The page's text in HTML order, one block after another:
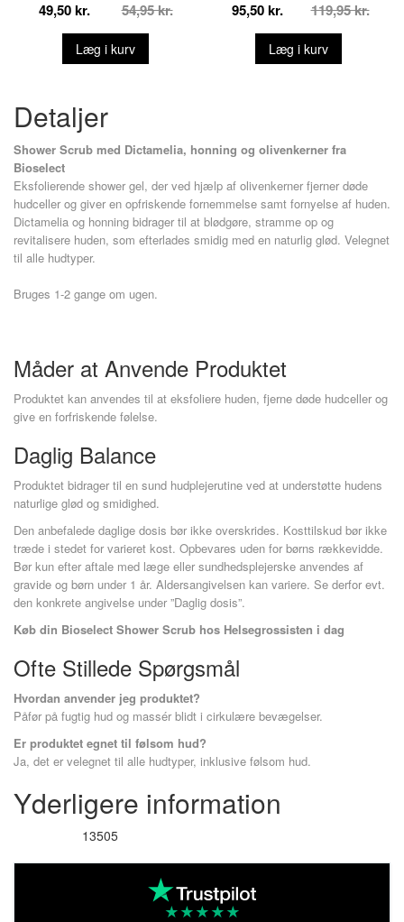
49,50 kr. 54,95 kr.
Læg i kurv
95,50 kr. 119,95 kr.
Læg i kurv
Detaljer
Shower Scrub med Dictamelia, honning og olivenkerner fra
Bioselect
Eksfolierende shower gel, der ved hjælp af olivenkerner fjerner døde
hudceller og giver en opfriskende fornemmelse samt fornyelse af huden.
Dictamelia og honning bidrager til at blødgøre, stramme op og
revitalisere huden, som efterlades smidig med en naturlig glød. Velegnet
til alle hudtyper.
Bruges 1-2 gange om ugen.
Måder at Anvende Produktet
Produktet kan anvendes til at eksfoliere huden, fjerne døde hudceller og
give en forfriskende følelse.
Daglig Balance
Produktet bidrager til en sund hudplejerutine ved at understøtte hudens
naturlige glød og smidighed.
Den anbefalede daglige dosis bør ikke overskrides. Kosttilskud bør ikke
træde i stedet for varieret kost. Opbevares uden for børns rækkevidde.
Bør kun efter aftale med læge eller sundhedsplejerske anvendes af
gravide og børn under 1 år. Aldersangivelsen kan variere. Se derfor evt.
den konkrete angivelse under ”Daglig dosis”.
Køb din Bioselect Shower Scrub hos Helsegrossisten i dag
Ofte Stillede Spørgsmål
Hvordan anvender jeg produktet?
Påfør på fugtig hud og massér blidt i cirkulære bevægelser.
Er produktet egnet til følsom hud?
Ja, det er velegnet til alle hudtyper, inklusive følsom hud.
Yderligere information
13505
★ ★ ★ ★ ★